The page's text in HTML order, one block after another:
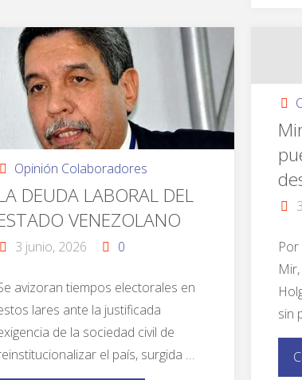
Opinión Colaboradores
DEUDA LABORAL DEL
VENEZOLANO
3 junio, 2026 0
avizoran tiempos electorales en
lares ante la justificada
de la sociedad civil de
el país, surgida …
sin